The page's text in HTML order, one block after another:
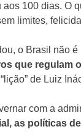
100 dias. O
limites,
o Brasil não
que regulam
de Luiz
com a
as políticas